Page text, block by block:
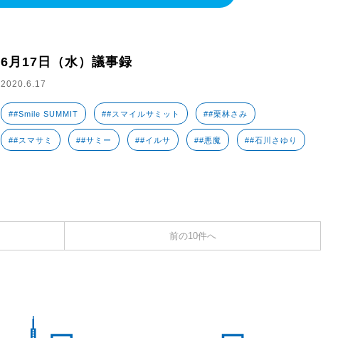
6月17日（水）議事録
2020.6.17
##Smile SUMMIT ##スマイルサミット ##栗林さみ
##スマサミ ##サミー ##イルサ ##悪魔 ##石川さゆり
前の10件へ